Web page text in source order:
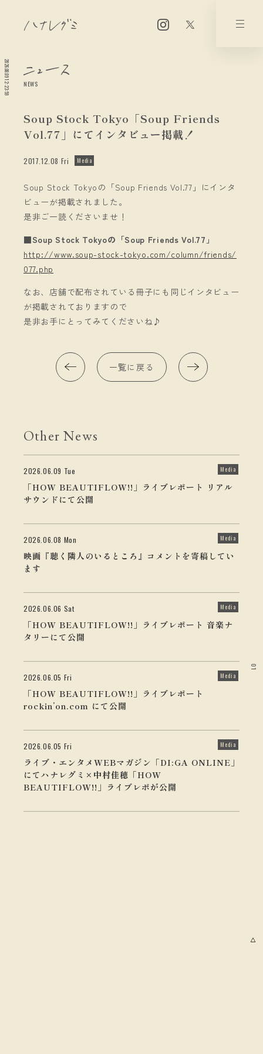
2026.08.09 12:23:59
01
NEWS
Soup Stock Tokyo「Soup Friends
Vol.77」にてインタビュー掲載！
2017.12.08 Fri Media
Soup Stock Tokyoの「Soup Friends Vol.77」にインタ
ビューが掲載されました。
是非ご一読くださいませ！
■Soup Stock Tokyoの「Soup Friends Vol.77」
http://www.soup-stock-tokyo.com/column/friends/
077.php
なお、店舗で配布されている冊子にも同じインタビュー
が掲載されておりますので
是非お手にとってみてくださいね♪
一覧に戻る
Other News
2026.06.09 Tue Media
「HOW BEAUTIFLOW!!」ライブレポート リアル
サウンドにて公開
2026.06.08 Mon Media
映画『聴く隣人のいるところ』コメントを寄稿してい
ます
2026.06.06 Sat Media
「HOW BEAUTIFLOW!!」ライブレポート 音楽ナ
タリーにて公開
2026.06.05 Fri Media
「HOW BEAUTIFLOW!!」ライブレポート
rockin’on.com にて公開
2026.06.05 Fri Media
ライブ・エンタメWEBマガジン「DI:GA ONLINE」
にてハナレグミ×中村佳穂「HOW
BEAUTIFLOW!!」ライブレポが公開